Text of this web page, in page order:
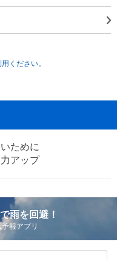
ください。
ために
アップ
雨を回避！
報アプリ